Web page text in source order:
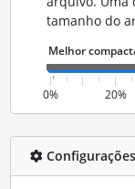
tamanho do
0% 20%